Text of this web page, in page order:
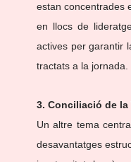
estan concentrades
en llocs de
actives per garantir
tractats a la jornada.
3. Conciliació de
Un altre tema
desavantatges